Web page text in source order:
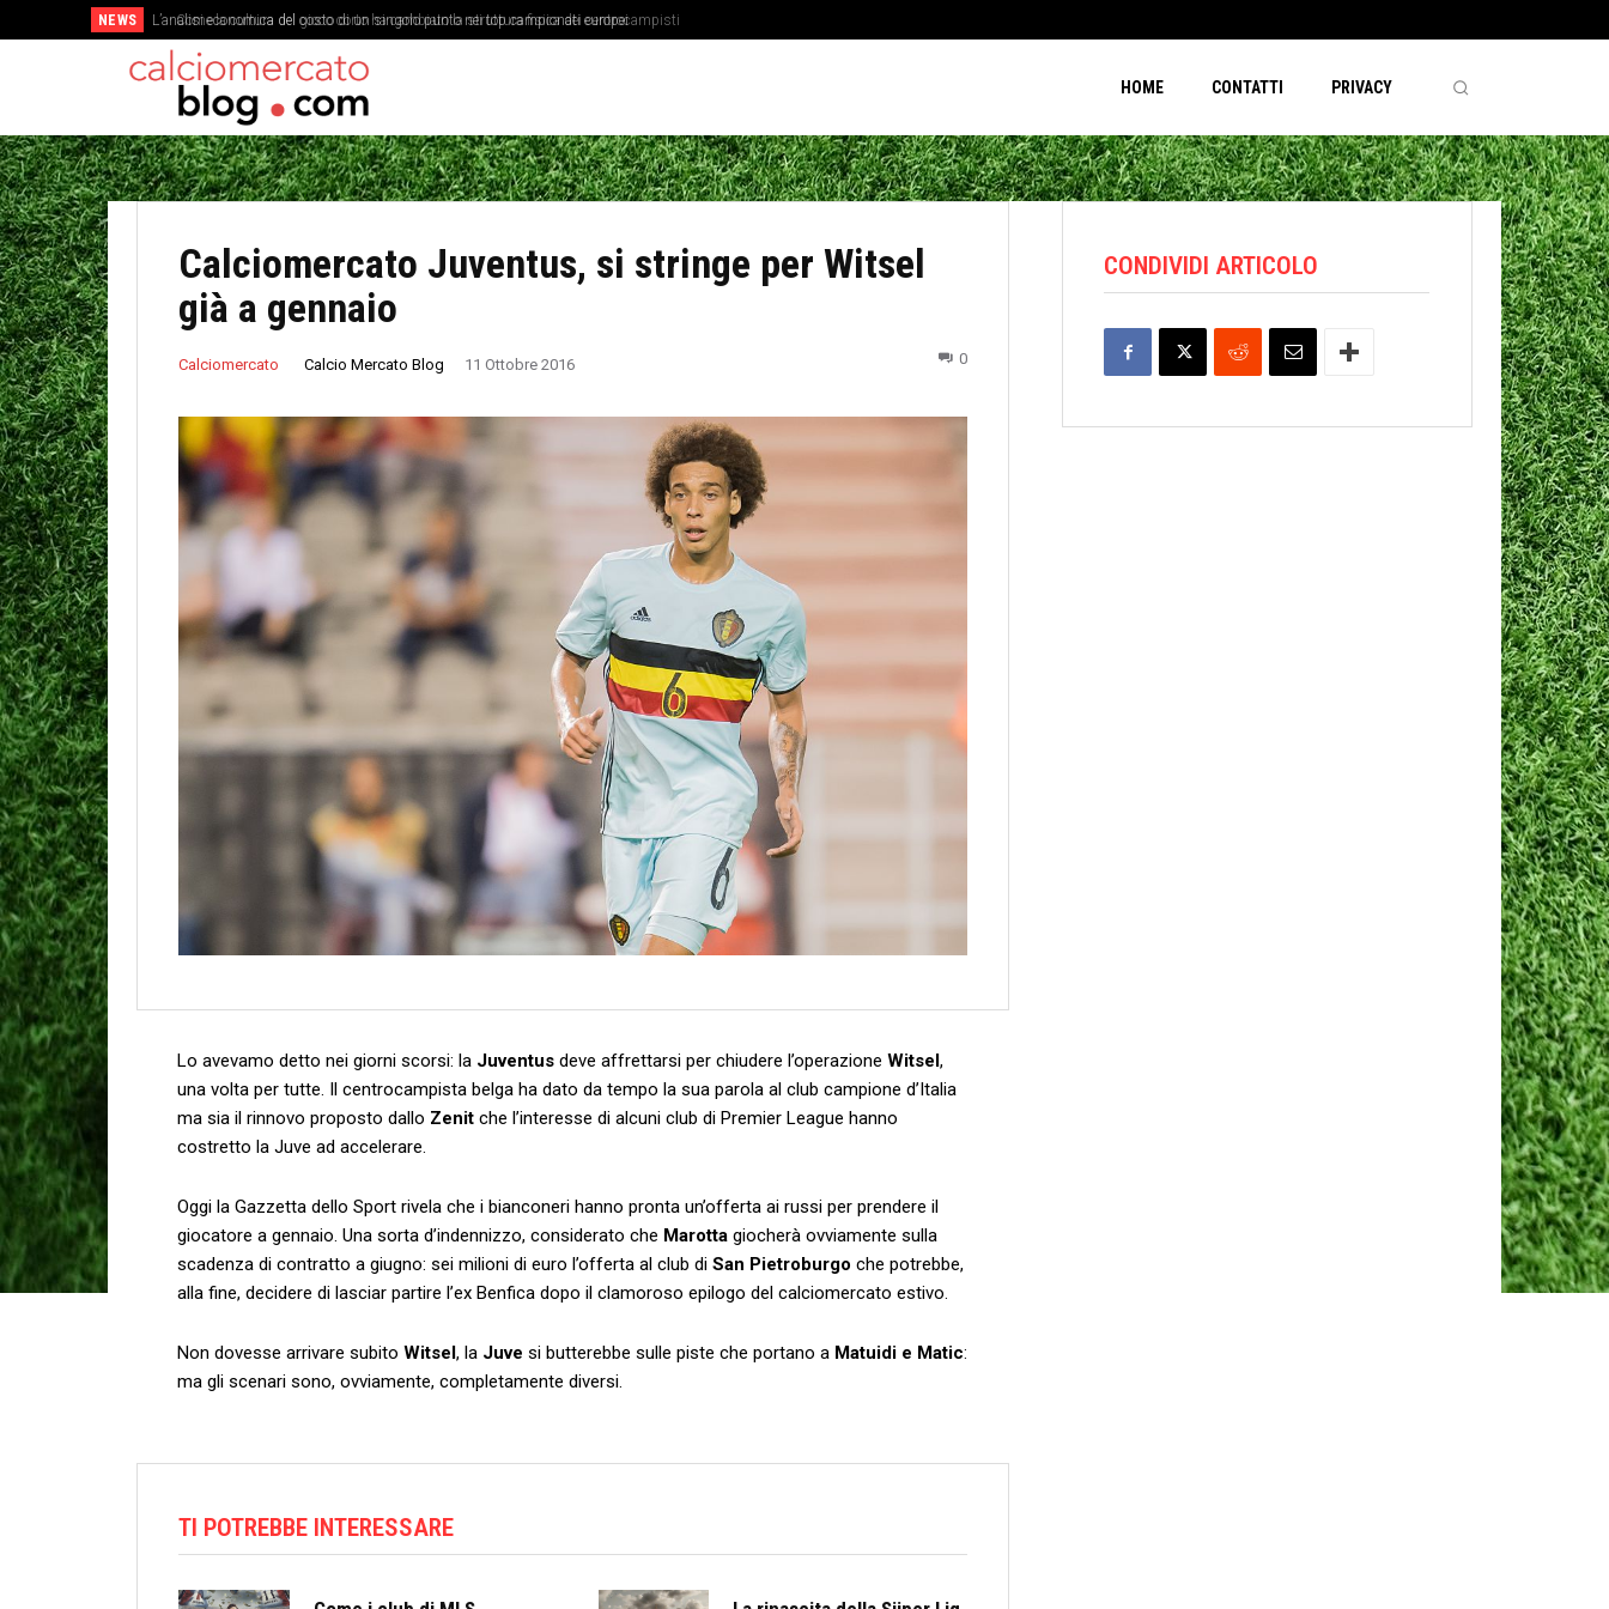
NEWS Come la cultura del gioco corto ha cambiato la struttura fisica dei centrocampisti
HOME CONTATTI PRIVACY
Calciomercato Juventus, si stringe per Witsel
già a gennaio
Calciomercato Calcio Mercato Blog 11 Ottobre 2016 0
Lo avevamo detto nei giorni scorsi: la Juventus deve affrettarsi per chiudere l’operazione Witsel,
una volta per tutte. Il centrocampista belga ha dato da tempo la sua parola al club campione d’Italia
ma sia il rinnovo proposto dallo Zenit che l’interesse di alcuni club di Premier League hanno
costretto la Juve ad accelerare.
Oggi la Gazzetta dello Sport rivela che i bianconeri hanno pronta un’offerta ai russi per prendere il
giocatore a gennaio. Una sorta d’indennizzo, considerato che Marotta giocherà ovviamente sulla
scadenza di contratto a giugno: sei milioni di euro l’offerta al club di San Pietroburgo che potrebbe,
alla fine, decidere di lasciar partire l’ex Benfica dopo il clamoroso epilogo del calciomercato estivo.
Non dovesse arrivare subito Witsel, la Juve si butterebbe sulle piste che portano a Matuidi e Matic:
ma gli scenari sono, ovviamente, completamente diversi.
TI POTREBBE INTERESSARE
CONDIVIDI ARTICOLO